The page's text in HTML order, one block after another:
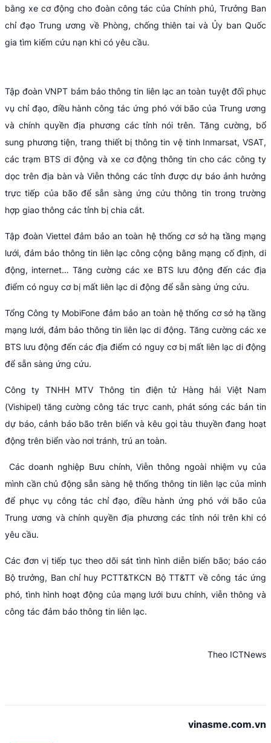
bằng xe cơ động cho đoàn công tác của Chính phủ, Trưởng Ban
chỉ đạo Trung ương về Phòng, chống thiên tai và Ủy ban Quốc
gia tìm kiếm cứu nạn khi có yêu cầu.
Tập đoàn VNPT bảm bảo thông tin liên lạc an toàn tuyệt đối phục
vụ chỉ đạo, điều hành công tác ứng phó với bão của Trung ương
và chính quyền địa phương các tỉnh nói trên. Tăng cường, bổ
sung phương tiện, trang thiết bị thông tin vệ tinh Inmarsat, VSAT,
các trạm BTS di động và xe cơ động thông tin cho các công ty
dọc trên địa bàn và Viễn thông các tỉnh được dự báo ảnh hưởng
trực tiếp của bão để sẵn sàng ứng cứu thông tin trong trường
hợp giao thông các tỉnh bị chia cắt.
Tập đoàn Viettel đảm bảo an toàn hệ thống cơ sở hạ tầng mạng
lưới, đảm bảo thông tin liên lạc công cộng bằng mạng cố định, di
động, internet… Tăng cường các xe BTS lưu động đến các địa
điểm có nguy cơ bị mất liên lạc di động để sẵn sàng ứng cứu.
Tổng Công ty MobiFone đảm bảo an toàn hệ thống cơ sở hạ tầng
mạng lưới, đảm bảo thông tin liên lạc di động. Tăng cường các xe
BTS lưu động đến các địa điểm có nguy cơ bị mất liên lạc di động
để sẵn sàng ứng cứu.
Công ty TNHH MTV Thông tin điện tử Hàng hải Việt Nam
(Vishipel) tăng cường công tác trực canh, phát sóng các bản tin
dự báo, cảnh báo bão trên biển và kêu gọi tàu thuyền đang hoạt
động trên biển vào nơi tránh, trú an toàn.
Các doanh nghiệp Bưu chính, Viễn thông ngoài nhiệm vụ của
mình cần chủ động sẵn sàng hệ thống thông tin liên lạc của mình
để phục vụ công tác chỉ đạo, điều hành ứng phó với bão của
Trung ương và chính quyền địa phương các tỉnh nói trên khi có
yêu cầu.
Các đơn vị tiếp tục theo dõi sát tình hình diễn biến bão; báo cáo
Bộ trưởng, Ban chỉ huy PCTT&TKCN Bộ TT&TT về công tác ứng
phó, tình hình hoạt động của mạng lưới bưu chính, viễn thông và
công tác đảm bảo thông tin liên lạc.
Theo ICTNews
vinasme.com.vn